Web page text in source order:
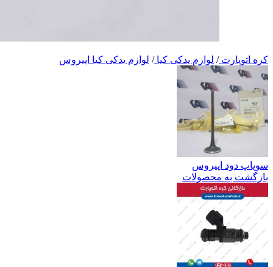
کره اتوپارت/ لوازم یدکی کیا/ لوازم یدکی کیا اپیروس
سوپاپ دود اپیروس
بازگشت به محصولات